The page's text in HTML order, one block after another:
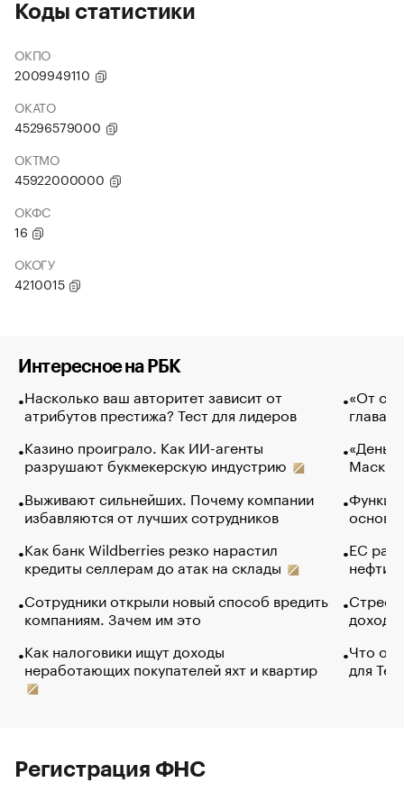
Коды статистики
ОКПО
2009949110
ОКАТО
45296579000
ОКТМО
45922000000
ОКФС
16
ОКОГУ
4210015
Интересное на РБК
Насколько ваш авторитет зависит от
атрибутов престижа? Тест для лидеров
Казино проиграло. Как ИИ-агенты
разрушают букмекерскую индустрию
Выживают сильнейших. Почему компании
избавляются от лучших сотрудников
Как банк Wildberries резко нарастил
кредиты селлерам до атак на склады
Сотрудники открыли новый способ вредить
компаниям. Зачем им это
Как налоговики ищут доходы
неработающих покупателей яхт и квартир
«От
глава
Маск в
основ
ЕС
нефти
Что
для
Регистрация ФНС